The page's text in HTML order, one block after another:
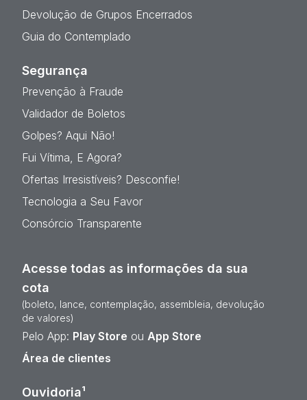
Devolução de Grupos Encerrados
Guia do Contemplado
Segurança
Prevenção à Fraude
Validador de Boletos
Golpes? Aqui Não!
Fui Vítima, E Agora?
Ofertas Irresistíveis? Desconfie!
Tecnologia a Seu Favor
Consórcio Transparente
Acesse todas as informações da sua
cota
(boleto, lance, contemplação, assembleia, devolução
de valores)
Pelo App: Play Store ou App Store
Área de clientes
Ouvidoria¹